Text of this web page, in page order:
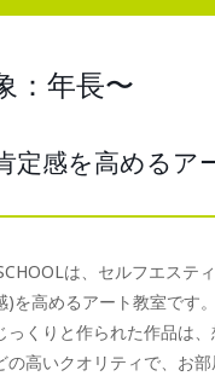
：年長〜
定感を高めるア
は、セルフエステ
)を高めるアート教室です
っくりと作られた作品は、
の高いクオリティで、お部